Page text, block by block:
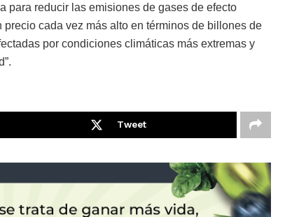
para reducir las emisiones de gases de efecto
cada vez más alto en términos de billones de
por condiciones climáticas más extremas y
Tweet